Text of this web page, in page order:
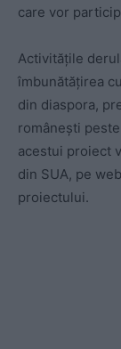
care vor
Activitățile
îmbunătățirea
din diaspora,
românești
acestui proiect
din SUA, pe
proiectului.